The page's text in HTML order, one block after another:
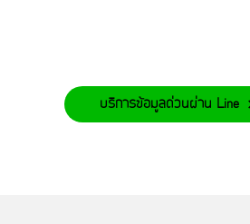
บริการข้อมูลด่วนผ่าน Line